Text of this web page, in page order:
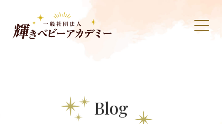
Blog